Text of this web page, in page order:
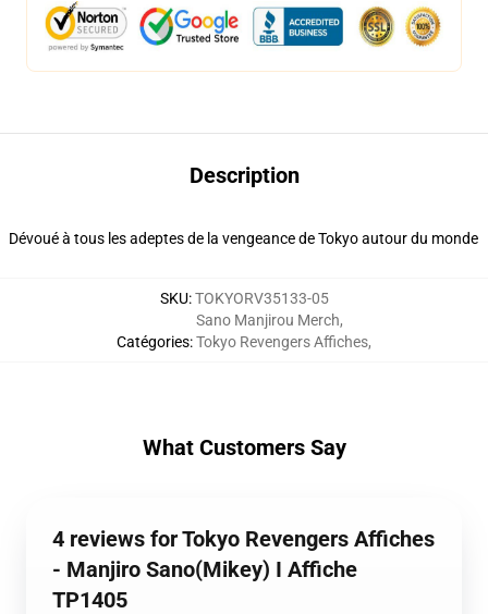
Description
Dévoué à tous les adeptes de la vengeance de Tokyo autour du monde
SKU:TOKYORV35133-05
Catégories:
Sano Manjirou Merch,
Tokyo Revengers Affiches,
What Customers Say
4 reviews for Tokyo Revengers Affiches
- Manjiro Sano(Mikey) I Affiche
TP1405